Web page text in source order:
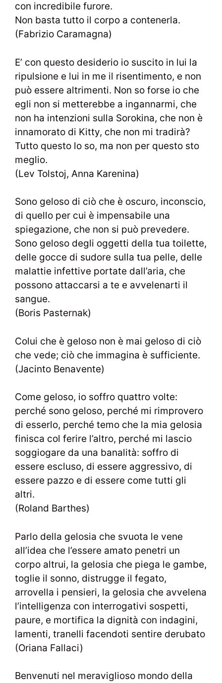
con incredibile furore.
Non basta tutto il corpo a contenerla.
(Fabrizio Caramagna)
E’ con questo desiderio io suscito in lui la
ripulsione e lui in me il risentimento, e non
può essere altrimenti. Non so forse io che
egli non si metterebbe a ingannarmi, che
non ha intenzioni sulla Sorokina, che non è
innamorato di Kitty, che non mi tradirà?
Tutto questo lo so, ma non per questo sto
meglio.
(Lev Tolstoj, Anna Karenina)
Sono geloso di ciò che è oscuro, inconscio,
di quello per cui è impensabile una
spiegazione, che non si può prevedere.
Sono geloso degli oggetti della tua toilette,
delle gocce di sudore sulla tua pelle, delle
malattie infettive portate dall’aria, che
possono attaccarsi a te e avvelenarti il
sangue.
(Boris Pasternak)
Colui che è geloso non è mai geloso di ciò
che vede; ciò che immagina è sufficiente.
(Jacinto Benavente)
Come geloso, io soffro quattro volte:
perché sono geloso, perché mi rimprovero
di esserlo, perché temo che la mia gelosia
finisca col ferire l’altro, perché mi lascio
soggiogare da una banalità: soffro di
essere escluso, di essere aggressivo, di
essere pazzo e di essere come tutti gli
altri.
(Roland Barthes)
Parlo della gelosia che svuota le vene
all’idea che l’essere amato penetri un
corpo altrui, la gelosia che piega le gambe,
toglie il sonno, distrugge il fegato,
arrovella i pensieri, la gelosia che avvelena
l’intelligenza con interrogativi sospetti,
paure, e mortifica la dignità con indagini,
lamenti, tranelli facendoti sentire derubato
(Oriana Fallaci)
Benvenuti nel meraviglioso mondo della